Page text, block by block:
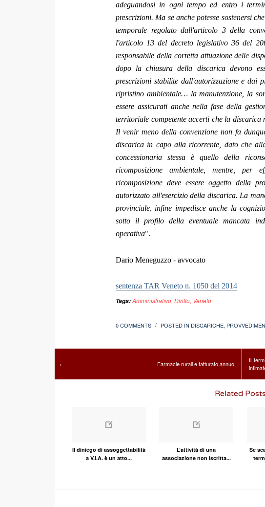
adeguandosi in ogni tempo ed entro i
prescrizioni. Ma se anche potesse sostenersi
temporale regolato dall'articolo 3 della
l'articolo 13 del decreto legislativo 36 del
responsabile della corretta attuazione delle
dopo la chiusura della discarica devono
prescrizioni stabilite dall'autorizzazione e dai
ripristino ambientale… la manutenzione, la
essere assicurati anche nella fase della
territoriale competente accerti che la
Il venir meno della convenzione non fa
discarica in capo alla ricorrente, dato che
concessionaria stessa è quello della
ricomposizione ambientale, mentre, per
ricomposizione deve essere oggetto della
autorizzato all'esercizio della discarica. La
provinciale, infine impedisce anche la
sotto il profilo della eventuale mancata
operativa".
Dario Meneguzzo - avvocato
sentenza TAR Veneto n. 1050 del 2014
Tags:Amministrativo, Diritto, Veneto
0 COMMENTS / POSTED IN DISCARICHE,
← Farmacie rurali e fatturato annuo
Il
Related Posts
Il diniego di assoggettabilità
a V.I.A. è un atto...
L’attività di una
associazione non iscritta...
Se